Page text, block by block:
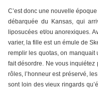
C’est donc une nouvelle
débarquée du Kansas, qui
liposucées et/ou anorexiques.
varier, la fille est un émule de
remplir les quotas, on manquait
fait désordre. Ne vous inquiétez
rôles, l’honneur est préservé,
sont loin des vieux ringards